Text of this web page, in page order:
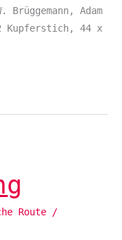
Adam
Kupferstich, 44 x
Route /